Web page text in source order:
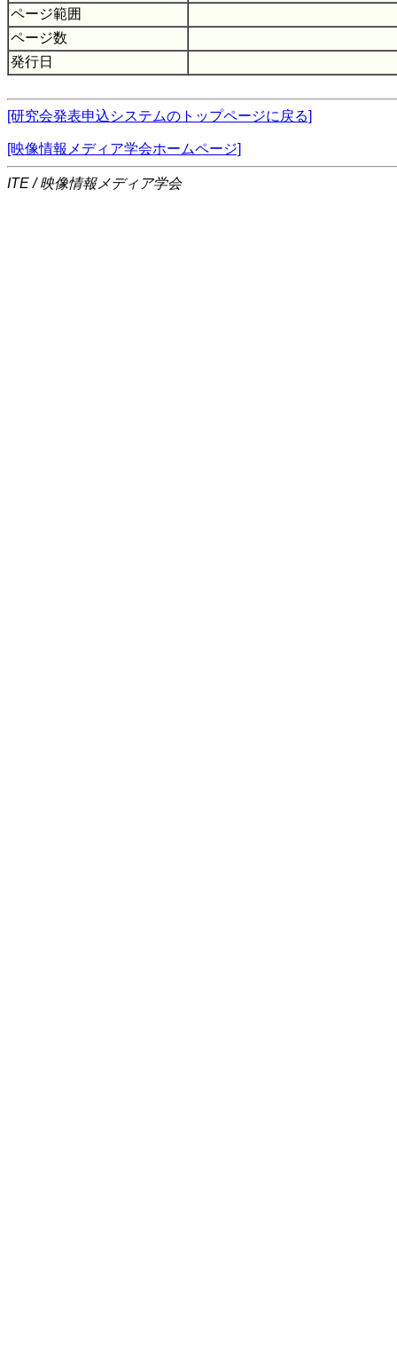
ページ範囲
ページ数
発行日
[研究会発表申込システムのトップページに戻る]
[映像情報メディア学会ホームページ]
ITE / 映像情報メディア学会